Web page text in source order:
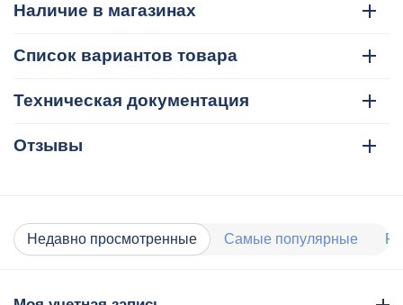
Наличие в магазинах
Список вариантов товара
Техническая документация
Отзывы
Недавно просмотренные Самые популярные